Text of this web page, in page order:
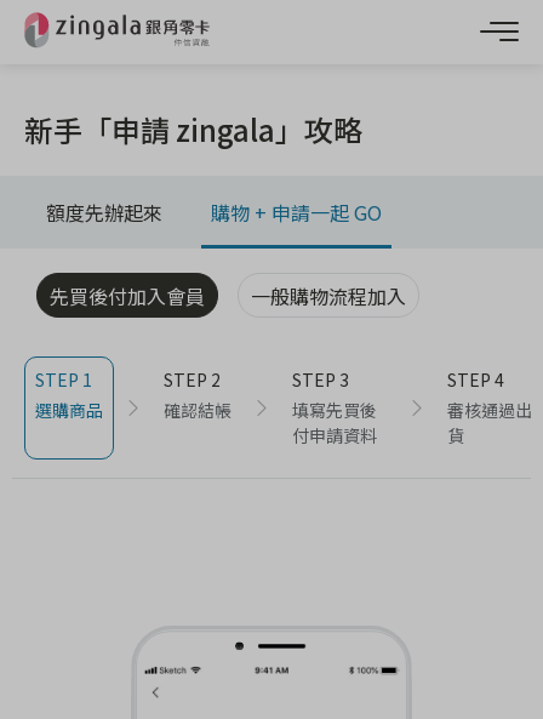
新手「申請 zingala」攻略
額度先辦起來 購物 + 申請一起 GO
先買後付加入會員 一般購物流程加入
STEP 1
選購商品
STEP 2
確認結帳
STEP 3
填寫先買後
付申請資料
STEP 4
審核通過出
貨